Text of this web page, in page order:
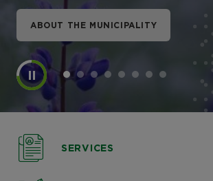
ABOUT THE MUNICIPALITY
ABOUT THE MUNICIPALITY
ABOUT THE MUNICIPALITY
ABOUT THE MUNICIPALITY
ABOUT THE MUNICIPALITY
ABOUT THE MUNICIPALITY
ABOUT THE MUNICIPALITY
ABOUT THE MUNICIPALITY
SERVICES